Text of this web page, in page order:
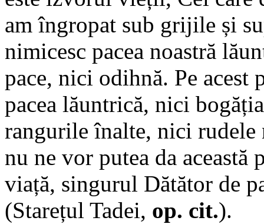
am îngropat sub grijile și
nimicesc pacea noastră
pace, nici odihnă. Pe acest
pacea lăuntrică, nici
rangurile înalte, nici rudele
nu ne vor putea da
viață, singurul Dătător de
(Starețul Tadei, op. cit.).